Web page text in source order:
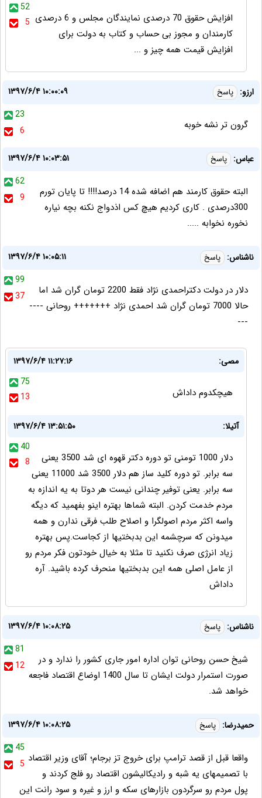
52
5 افزایش حقوق 70 درصدی نمایندگان مجلس و 6 درصدی
کارمندان و مجوز بی حساب و کتاب به دولت برای
افزایش قیمت همه چیز و ...
ارزو: پاسخ
۱۳۹۷/۶/۴ ۱۰:۰۰:۰۹
23
6
گرون تر نشه خوبه
عباس: پاسخ
۱۳۹۷/۶/۴ ۱۰:۰۳:۵۱
62
9
البته حقوق کارمند هم اضافه شده 14 درصد!!!! تا پایان تورم
300درصدی . کاری کردیم هیچ کس اذدواج نکنه بچه نیاره
نخوره نخوابه .....
ناشناس: پاسخ
۱۳۹۷/۶/۴ ۱۰:۰۵:۱۱
99
37
دلار در دولت دکتراحمدی نژاد فقط 2200 تومان گران شد اما
حالا 7000 تومان گران شد احمدی نژاد +++++++ روحانی ----
---
مصی:
۱۳۹۷/۶/۴ ۱۱:۲۷:۱۶
75
13
هیچکدوم داداش
آتیلا:
۱۳۹۷/۶/۴ ۱۳:۵۱:۵۰
40
8
دلار 1000 تومنی تو دوره دکتر قهوه ای شد 3500 یعنی
سه برابر. تو دوره کلید ساز هم دلار 3500 شد 11000 یعنی
سه برابر. یعنی توفیر چندانی نیست هر دوتا به یه اندازه به
مردم خدمت کردن. البته شماها بهتره اینو بفهمید که دیگه
واسه اکثر مردم اصولگرا و اصلاح طلب فرقی ندارن و همه
میدونن که سرچشمه این بدبختیها از کجاست.پس بهتره
زیاد انرژی صرف نکنید تا مثلا به خیال خودتون فکر مردم رو
از عامل اصلی همه این بدبختیها منحرف کرده باشید. آره
داداش
ناشناس: پاسخ
۱۳۹۷/۶/۴ ۱۰:۰۸:۲۵
81
12
شیخ حسن روحانی توان اداره امور جاری کشور را ندارد و در
صورت استمرار دولت ایشان تا سال 1400 اوضاع اقتصاد فاجعه
خواهد شد.
حمیدرضا: پاسخ
۱۳۹۷/۶/۴ ۱۰:۰۸:۲۵
45
5 واقعا قبل از قصد ترامپ برای خروج تز برجام؛ آقای وزیر اقتصاد
با تصمیمهای یه شبه و رادیکالیشون اقتصاد رو فلج کردند و
پول مردم رو سرگردون بازارهای سکه و ارز و غیره و سود رانت این